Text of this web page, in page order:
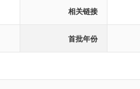
相关链接
首批年份